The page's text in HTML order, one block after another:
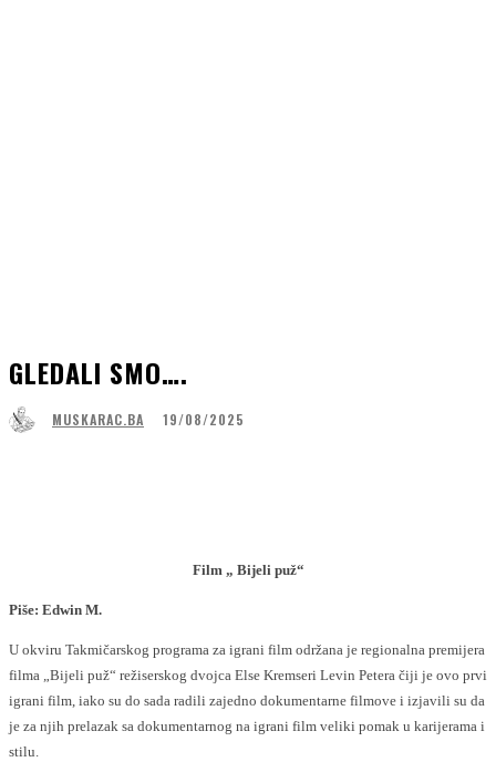
GLEDALI SMO….
MUSKARAC.BA 19/08/2025
Film „ Bijeli puž“
Piše: Edwin M.
U okviru Takmičarskog programa za igrani film održana je regionalna premijera
filma „Bijeli puž“ režiserskog dvojca Else Kremseri Levin Petera čiji je ovo prvi
igrani film, iako su do sada radili zajedno dokumentarne filmove i izjavili su da
je za njih prelazak sa dokumentarnog na igrani film veliki pomak u karijerama i
stilu.